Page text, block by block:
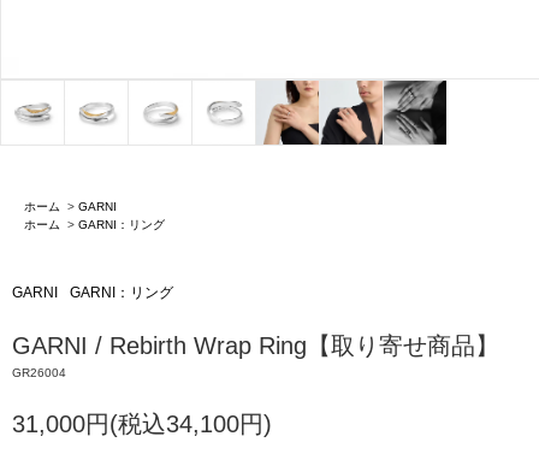
ホーム > GARNI
ホーム
> GARNI：リング
GARNI GARNI：リング
GARNI / Rebirth Wrap Ring【取り寄せ商品】
GR26004
31,000円(税込34,100円)